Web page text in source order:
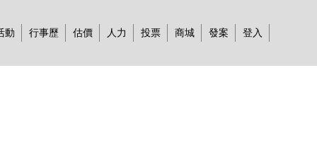
動 行事歷 估價 人力 投票 商城 發案 登入